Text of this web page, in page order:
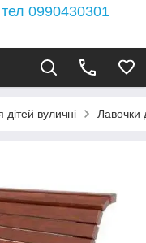
тел 0990430301
вуличні Лавочки